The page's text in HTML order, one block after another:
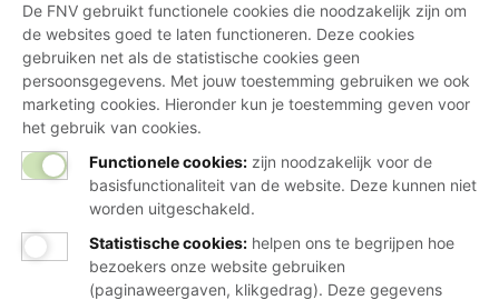
De FNV gebruikt functionele cookies die noodzakelijk zijn om
de websites goed te laten functioneren. Deze cookies
gebruiken net als de statistische cookies geen
persoonsgegevens. Met jouw toestemming gebruiken we ook
marketing cookies. Hieronder kun je toestemming geven voor
het gebruik van cookies.
Functionele cookies: zijn noodzakelijk voor de
basisfunctionaliteit van de website. Deze kunnen niet
worden uitgeschakeld.
Statistische cookies: helpen ons te begrijpen hoe
bezoekers onze website gebruiken
(paginaweergaven, klikgedrag). Deze gegevens